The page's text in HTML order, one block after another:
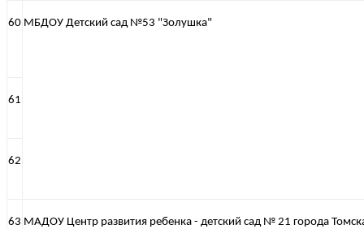
60 МБДОУ Детский сад №53 "Золушка"
61
62
63 МАДОУ Центр развития ребенка - детский сад № 21 города